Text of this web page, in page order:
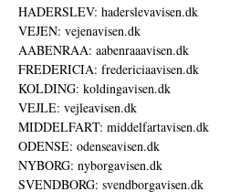
HADERSLEV: haderslevavisen.dk
VEJEN: vejenavisen.dk
AABENRAA: aabenraaavisen.dk
FREDERICIA: fredericiaavisen.dk
KOLDING: koldingavisen.dk
VEJLE: vejleavisen.dk
MIDDELFART: middelfartavisen.dk
ODENSE: odenseavisen.dk
NYBORG: nyborgavisen.dk
SVENDBORG: svendborgavisen.dk